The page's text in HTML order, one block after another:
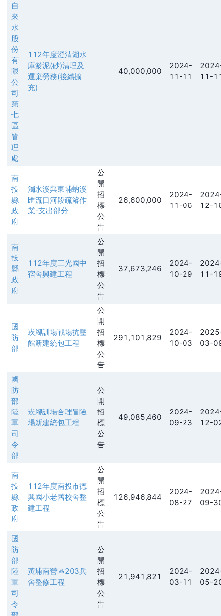
自
來
水
股
份
有
限
公
司
第
七
區
管
理
處
112年度澄清湖水
庫淤泥(砂)清理及
運棄勞務(後續擴
充)
40,000,000
2024-
11-11
11-
南
投
縣
政
府
濁水溪與東埔蚋溪
匯流口河段疏濬作
業-支出部分
公
開
招
標
公
告
26,600,000
2024-
11-06
12-
南
投
縣
政
府
112年度三光國中
宿舍興建工程
公
開
招
標
公
告
37,673,246
2024-
10-29
11-
國
防
部
崁腳訓場戰場抗壓
館新建統包工程
公
開
招
標
公
告
291,101,829
2024-
10-03
03-
國
防
部
陸
軍
司
令
部
崁腳訓場合理冒險
場新建統包工程
公
開
招
標
公
告
49,085,460
2024-
09-23
12-
南
投
縣
政
府
112年度南投市德
興國小老舊校舍整
建工程
公
開
招
標
公
告
126,946,844
2024-
08-27
09-
國
防
部
陸
軍
司
令
黃埔南營區203兵
舍整修工程
公
開
招
標
公
告
21,941,821
2024-
03-11
05-